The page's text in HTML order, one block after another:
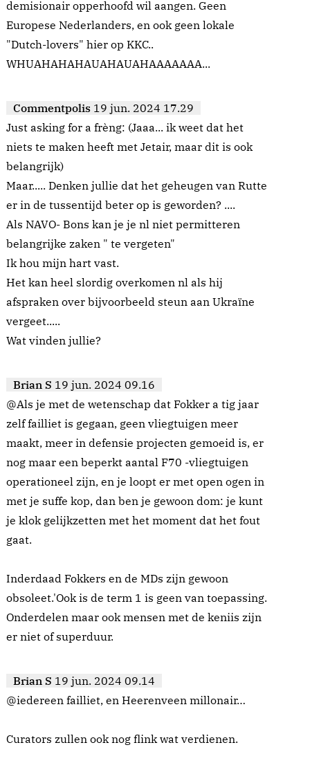
demisionair opperhoofd wil aangen. Geen
Europese Nederlanders, en ook geen lokale
"Dutch-lovers" hier op KKC..
WHUAHAHAHAUAHAUAHAAAAAAA...
Commentpolis 19 jun. 2024 17.29
Just asking for a frèng: (Jaaa... ik weet dat het
niets te maken heeft met Jetair, maar dit is ook
belangrijk)
Maar..... Denken jullie dat het geheugen van Rutte
er in de tussentijd beter op is geworden? ....
Als NAVO- Bons kan je je nl niet permitteren
belangrijke zaken " te vergeten"
Ik hou mijn hart vast.
Het kan heel slordig overkomen nl als hij
afspraken over bijvoorbeeld steun aan Ukraïne
vergeet.....
Wat vinden jullie?
Brian S 19 jun. 2024 09.16
@Als je met de wetenschap dat Fokker a tig jaar
zelf failliet is gegaan, geen vliegtuigen meer
maakt, meer in defensie projecten gemoeid is, er
nog maar een beperkt aantal F70 -vliegtuigen
operationeel zijn, en je loopt er met open ogen in
met je suffe kop, dan ben je gewoon dom: je kunt
je klok gelijkzetten met het moment dat het fout
gaat.
Inderdaad Fokkers en de MDs zijn gewoon
obsoleet.'Ook is de term 1 is geen van toepassing.
Onderdelen maar ook mensen met de keniis zijn
er niet of superduur.
Brian S 19 jun. 2024 09.14
@iedereen failliet, en Heerenveen millonair…
Curators zullen ook nog flink wat verdienen.